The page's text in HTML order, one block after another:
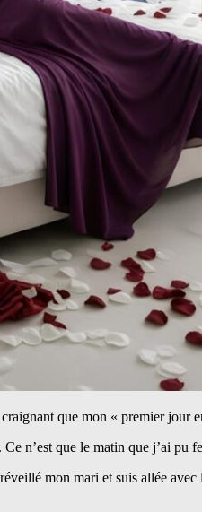
que mon « premier jour
n’est que le matin que j’ai
mon mari et suis allée